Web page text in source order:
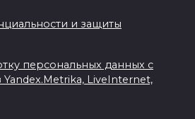
18:27
готовятся к
и защиты
персональных данных с
LiveInternet,